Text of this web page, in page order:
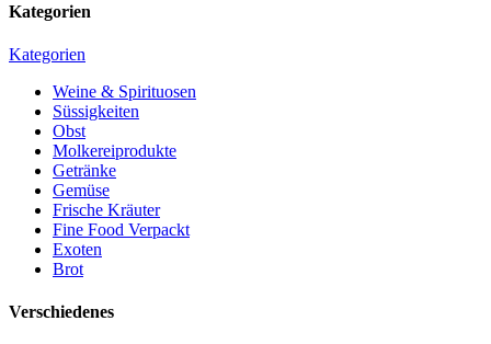
Kategorien
Kategorien
Weine & Spirituosen
Süssigkeiten
Obst
Molkereiprodukte
Getränke
Gemüse
Frische Kräuter
Fine Food Verpackt
Exoten
Brot
Verschiedenes